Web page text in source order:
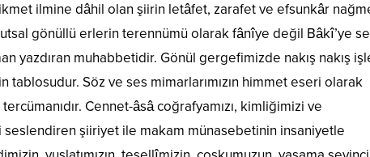
ilmine dâhil olan şiirin letâfet, zarafet ve efsunkâr
gönüllü erlerin terennümü olarak fânîye değil Bâkî’ye
yazdıran muhabbetidir. Gönül gergefimizde nakış nakış
tablosudur. Söz ve ses mimarlarımızın himmet eseri olarak
tercümanıdır. Cennet-âsâ coğrafyamızı, kimliğimizi ve
şiiriyet ile makam münasebetinin insaniyetle